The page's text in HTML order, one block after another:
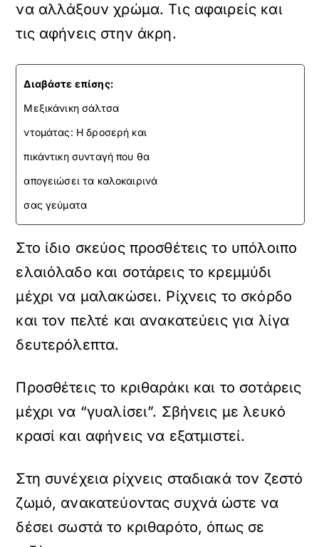
να αλλάξουν χρώμα. Τις αφαιρείς και
τις αφήνεις στην άκρη.
Διαβάστε επίσης:
Μεξικάνικη σάλτσα
ντομάτας: Η δροσερή και
πικάντικη συνταγή που θα
απογειώσει τα καλοκαιρινά
σας γεύματα
Στο ίδιο σκεύος προσθέτεις το υπόλοιπο
ελαιόλαδο και σοτάρεις το κρεμμύδι
μέχρι να μαλακώσει. Ρίχνεις το σκόρδο
και τον πελτέ και ανακατεύεις για λίγα
δευτερόλεπτα.
Προσθέτεις το κριθαράκι και το σοτάρεις
μέχρι να “γυαλίσει”. Σβήνεις με λευκό
κρασί και αφήνεις να εξατμιστεί.
Στη συνέχεια ρίχνεις σταδιακά τον ζεστό
ζωμό, ανακατεύοντας συχνά ώστε να
δέσει σωστά το κριθαρότο, όπως σε